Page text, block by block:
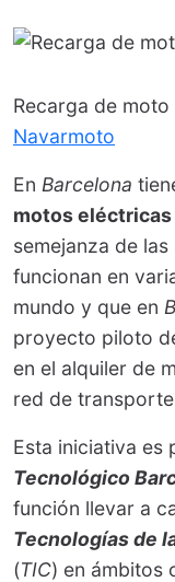
Recarga de
Navarmoto
En Barcelona
motos
semejanza de
funcionan en
mundo y que en
proyecto piloto
en el alquiler de
red de
Esta iniciativa es
Tecnológico
función llevar a
Tecnologías de
(TIC) en ámbitos